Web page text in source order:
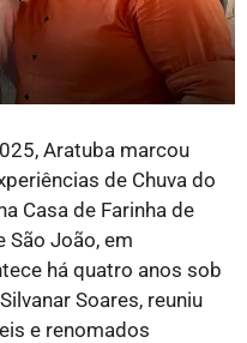
Aratuba marcou
de Chuva do
Casa de Farinha de
São João, em
há quatro anos sob
Soares, reuniu
e renomados